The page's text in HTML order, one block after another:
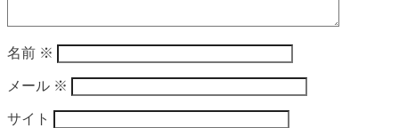
名前 ※
メール ※
サイト